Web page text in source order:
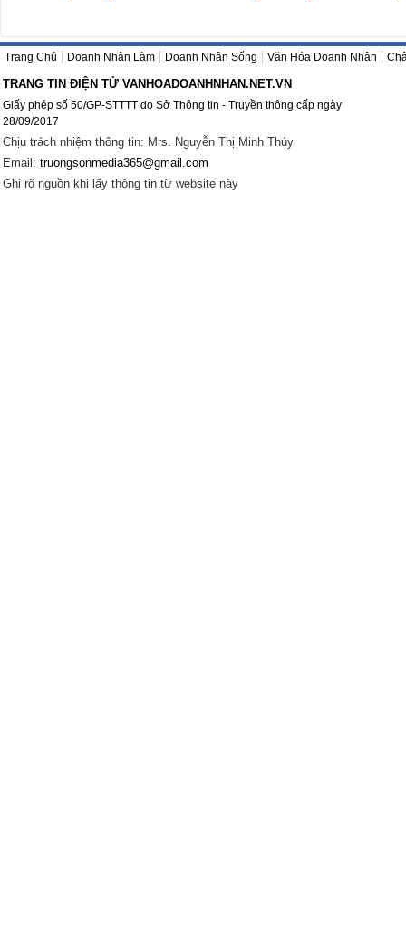
Trang Chủ Doanh Nhân Làm Doanh Nhân Sống Văn Hóa Doanh Nhân
TRANG TIN ĐIỆN TỬ VANHOADOANHNHAN.NET.VN
Giấy phép số 50/GP-STTTT do Sở Thông tin - Truyền thông cấp ngày
28/09/2017
Chịu trách nhiệm thông tin: Mrs. Nguyễn Thị Minh Thúy
Email: truongsonmedia365@gmail.com
Ghi rõ nguồn khi lấy thông tin từ website này